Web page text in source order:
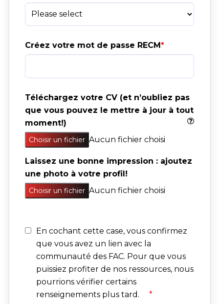
Créez votre mot de passe RECM
Téléchargez votre CV (et n’oubliez pas
que vous pouvez le mettre à jour à tout
moment!)
Choisir un fichier Aucun fichier choisi
Laissez une bonne impression : ajoutez
une photo à votre profil!
Choisir un fichier Aucun fichier choisi
En cochant cette case, vous confirmez
que vous avez un lien avec la
communauté des FAC. Pour que vous
puissiez profiter de nos ressources, nous
pourrions vérifier certains
renseignements plus tard.
*